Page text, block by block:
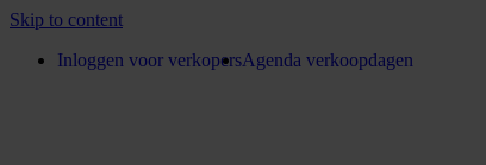
Skip to content
Inloggen voor verkopersAgenda verkoopdagen